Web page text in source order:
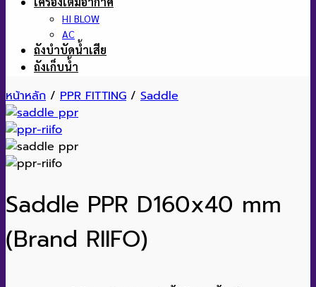
HI BLOW
AC
ถังบำบัดน้ำเสีย
ถังเก็บน้ำ
หน้าหลัก / PPR FITTING / Saddle
Saddle PPR D160x40 mm
(Brand RIIFO)